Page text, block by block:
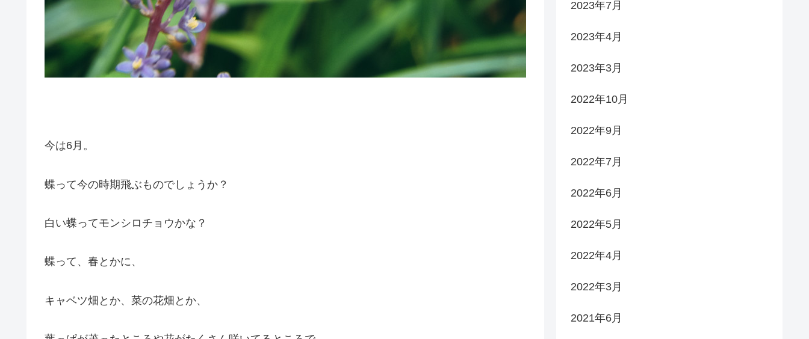
今は6月。
蝶って今の時期飛ぶものでしょうか？
白い蝶ってモンシロチョウかな？
蝶って、春とかに、
キャベツ畑とか、菜の花畑とか、
2023年7月
2023年4月
2023年3月
2022年10月
2022年9月
2022年7月
2022年6月
2022年5月
2022年4月
2022年3月
2021年6月